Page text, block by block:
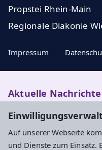
Auf unserer Webseite
und Dienste zum Einsatz.
Propstei Rhein-Main
Regionale Diakonie
Impressum
Aktuelle
Newsletter